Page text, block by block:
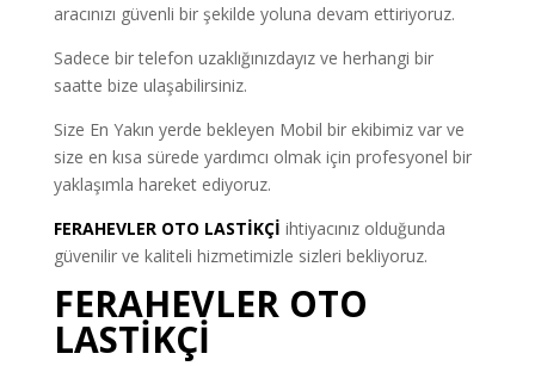
aracınızı güvenli bir şekilde yoluna devam ettiriyoruz.
Sadece bir telefon uzaklığınızdayız ve herhangi bir
saatte bize ulaşabilirsiniz.
Size En Yakın yerde bekleyen Mobil bir ekibimiz var ve
size en kısa sürede yardımcı olmak için profesyonel bir
yaklaşımla hareket ediyoruz.
FERAHEVLER OTO LASTİKÇİ ihtiyacınız olduğunda
güvenilir ve kaliteli hizmetimizle sizleri bekliyoruz.
FERAHEVLER OTO
LASTİKÇİ